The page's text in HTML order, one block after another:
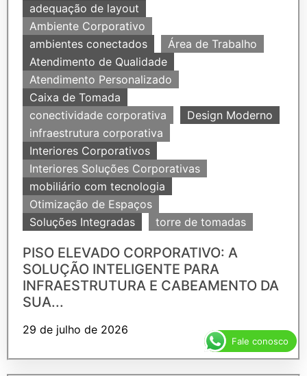
adequação de layout
Ambiente Corporativo
ambientes conectados
Área de Trabalho
Atendimento de Qualidade
Atendimento Personalizado
Caixa de Tomada
conectividade corporativa
Design Moderno
infraestrutura corporativa
Interiores Corporativos
Interiores Soluções Corporativas
mobiliário com tecnologia
Otimização de Espaços
Soluções Integradas
torre de tomadas
PISO ELEVADO CORPORATIVO: A
SOLUÇÃO INTELIGENTE PARA
INFRAESTRUTURA E CABEAMENTO DA
SUA...
29 de julho de 2026
Fale conosco